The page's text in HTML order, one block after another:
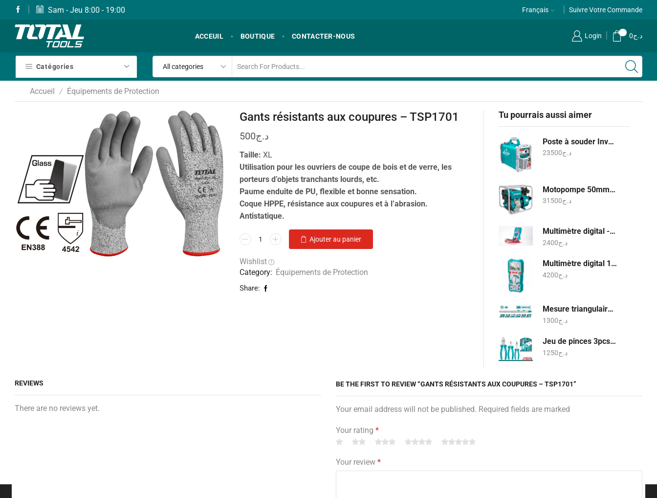
Sam - Jeu 8:00 - 19:00 Français Suivre Votre Commande
ACCEUIL BOUTIQUE CONTACTER-NOUS Login د.ج0
Catégories
Accueil / Équipements de Protection
Gants résistants aux coupures – TSP1701
د.ج500
Taille: XL
Utilisation pour les ouvriers de coupe de bois et de verre, les
porteurs d’objets tranchants lourds, etc.
Paume enduite de PU, flexible et bonne sensation.
Coque HPPE, résistance aux coupures et à l’abrasion.
Antistatique.
Ajouter au panier
Wishlist
Category: Équipements de Protection
Share:
Tu pourrais aussi aimer
Poste à souder Inverter MMA 160A - TW21605
د.ج23500
Motopompe 50mm - TP3202
د.ج31500
Multimètre digital - TMT460012
د.ج2400
Multimètre digital 1000v - TMT47503
د.ج4200
Mesure triangulaire a niveau a bulle - TMT646003
د.ج1300
Jeu de pinces 3pcs - THT1K0311
د.ج1250
REVIEWS
There are no reviews yet.
BE THE FIRST TO REVIEW “GANTS RÉSISTANTS AUX COUPURES – TSP1701”
Your email address will not be published. Required fields are marked
Your rating *
Your review *